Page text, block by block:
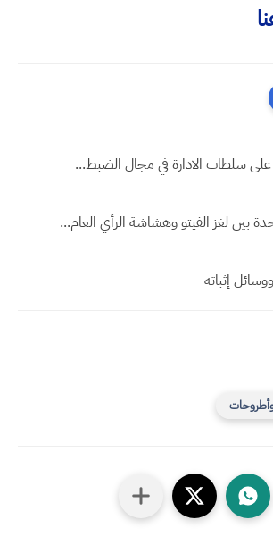
على سلطات الادارة في مجال الضبط...
بين لغز الفيتو وهشاشة الرأي العام...
إثباته